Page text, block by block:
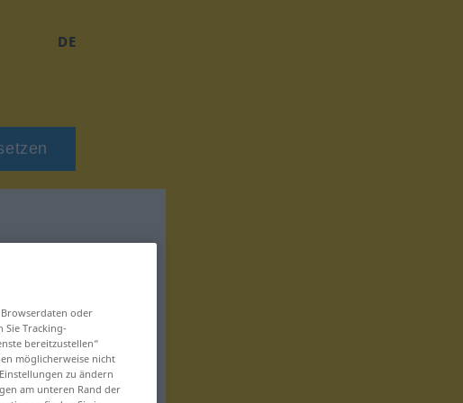
DE
oder
Tracking-
bereitzustellen“
möglicherweise nicht
zu ändern
am unteren Rand der